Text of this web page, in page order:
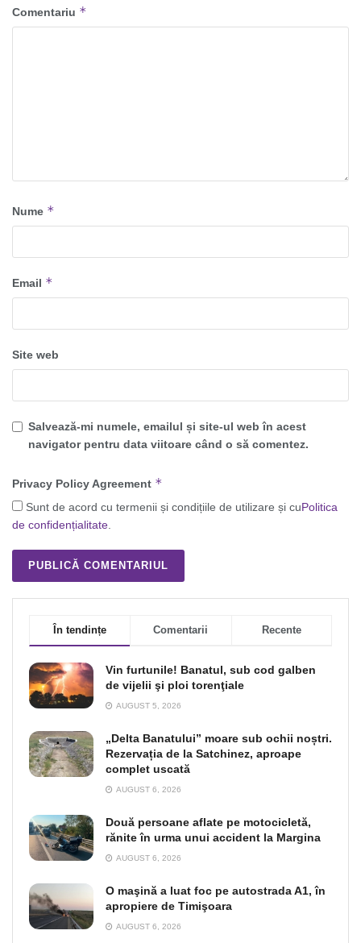
Comentariu *
Nume *
Email *
Site web
Salvează-mi numele, emailul și site-ul web în acest
navigator pentru data viitoare când o să comentez.
Privacy Policy Agreement *
Sunt de acord cu termenii și condițiile de utilizare și cuPolitica
de confidențialitate
În tendințe Comentarii Recente
Vin furtunile! Banatul, sub cod galben
de vijelii şi ploi torenţiale
AUGUST 5, 2026
„Delta Banatului” moare sub ochii noștri.
Rezervația de la Satchinez, aproape
complet uscată
AUGUST 6, 2026
Două persoane aflate pe motocicletă,
rănite în urma unui accident la Margina
AUGUST 6, 2026
O maşină a luat foc pe autostrada A1, în
apropiere de Timişoara
AUGUST 6, 2026